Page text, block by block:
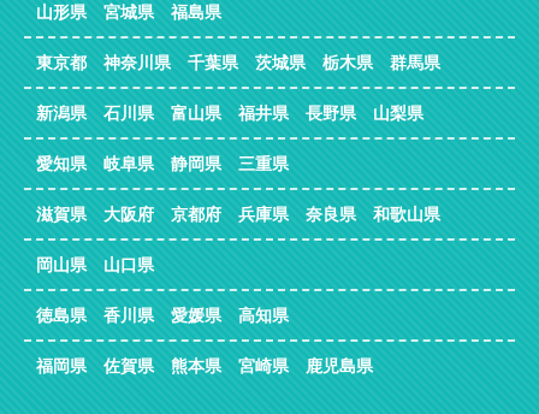
山形県 宮城県 福島県
東京都 神奈川県 千葉県 茨城県 栃木県 群馬県
新潟県 石川県 富山県 福井県 長野県 山梨県
愛知県 岐阜県 静岡県 三重県
滋賀県 大阪府 京都府 兵庫県 奈良県 和歌山県
岡山県 山口県
徳島県 香川県 愛媛県 高知県
福岡県 佐賀県 熊本県 宮崎県 鹿児島県